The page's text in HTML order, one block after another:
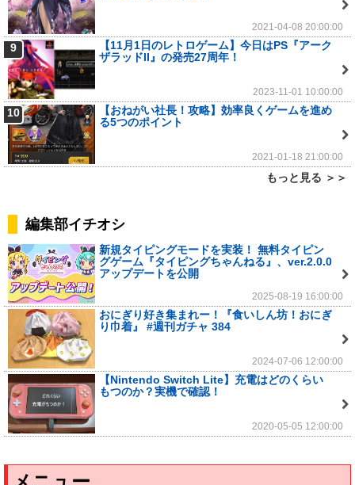
2021-04-08 20:00:00
9
【11月1日のレトロゲーム】今日はPS『アーク
ザラッドII』の発売27周年！
2023-11-01 10:00:00
10
【おねがい社長！攻略】効率良くゲームを進め
る5つのポイント
2021-01-18 21:00:00
もっと見る ＞＞
編集部イチオシ
新規タイピングモードを実装！ 無料タイピン
グゲーム『タイピングちゃんねる』、ver.2.0.0
アップデートを公開
2025-08-19 16:00:00
おにぎり好き集まれー！『食いしん坊！おにぎ
り巾着』 #週刊ガチャ 384
2024-07-06 12:00:00
【Nintendo Switch Lite】充電はどのくらい
もつのか？実機で確認！
2020-05-05 12:00:00